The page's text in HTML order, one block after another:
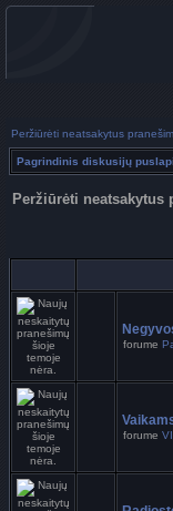
Peržiūrėti neatsakytus
Pagrindinis diskusijų
Peržiūrėti neatsakytus
forume
forume